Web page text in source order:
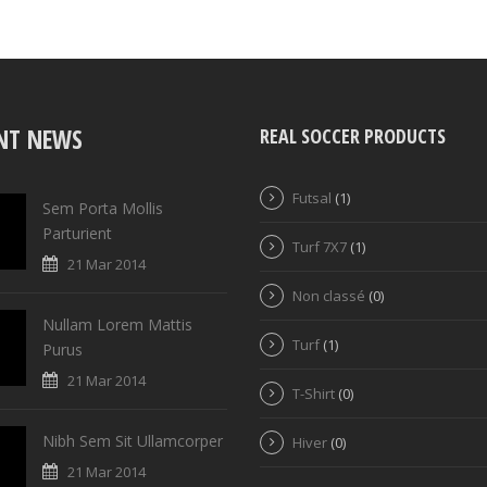
NEWS
Sem Porta Mollis
Parturient
21 Mar 2014
Nullam Lorem Mattis
Purus
21 Mar 2014
Nibh Sem Sit Ullamcorper
21 Mar 2014
REAL SOCCER PRODUCTS
Futsal (1)
Turf 7X7 (1)
Non classé (0)
Turf (1)
T-Shirt (0)
Hiver (0)